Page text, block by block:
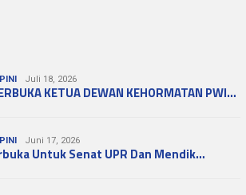
Juli 18, 2026
KETUA DEWAN KEHORMATAN PWI…
Juni 17, 2026
Untuk Senat UPR Dan Mendik…